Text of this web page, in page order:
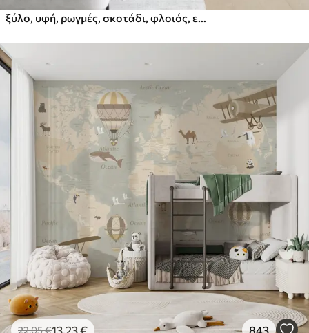
22.05€13 .23€ 843